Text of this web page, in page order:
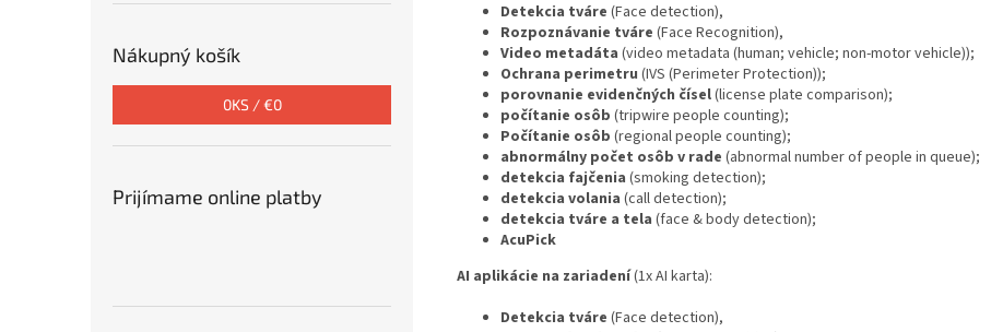
Nákupný košík
0KS /€0
Prijímame online platby
Detekcia tváre (Face detection),
Rozpoznávanie tváre (Face Recognition),
Video metadáta (video metadata (human; vehicle; non-motor vehicle));
Ochrana perimetru (IVS (Perimeter Protection));
porovnanie evidenčných čísel(license plate comparison);
počítanie osôb (tripwire people counting);
Počítanie osôb (regional people counting);
abnormálny počet osôb v rade (abnormal number of people in queue);
detekcia fajčenia (smoking detection);
detekcia volania (call detection);
detekcia tváre a tela (face & body detection);
AcuPick
AI aplikácie na zariadení(1x AI karta):
Detekcia tváre (Face detection),